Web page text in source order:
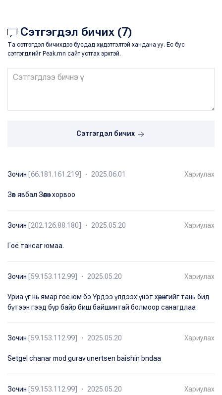
Сэтгэгдэл бичих (7)
Та сэтгэгдэл бичихдээ бусдад хүндэтгэлтэй хандана уу. Ёс бус
сэтгэгдлийг Peak.mn сайт устгах эрхтэй.
Сэтгэгдэл бичих
Зочин [66.181.161.219] ・ 2025.06.01 Хариулах
Зөв явбал Зөөлөн хорвоо
Зочин [202.126.88.180] ・ 2025.05.20 Хариулах
Гоё тансаг юмаа.
Зочин [59.153.112.99] ・ 2025.05.20 Хариулах
Уриа үг нь ямар гое юм бэ Үрдээ үлдээх үнэт хөрөнгийг тань бид
бүтээн гээд бүр байр биш байшинтай болмоор санагдлаа
Зочин [59.153.112.99] ・ 2025.05.20 Хариулах
Setgel chanar mod gurav unertsen baishin bndaa
Зочин [59.153.112.99] ・ 2025.05.20 Хариулах